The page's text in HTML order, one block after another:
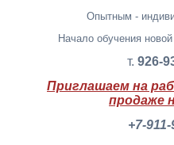
Опытным -
Начало обучения
т. 926-
Приглашаем на
продаже
+7-